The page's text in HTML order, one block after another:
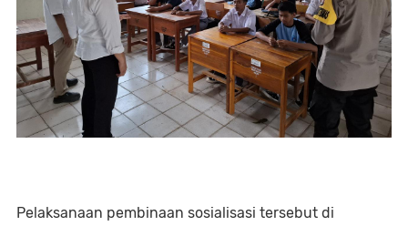
Pelaksanaan pembinaan sosialisasi tersebut di